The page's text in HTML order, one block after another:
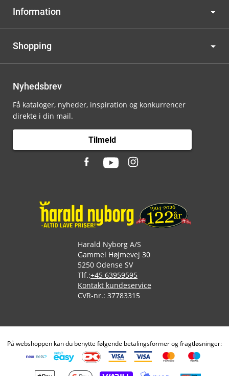
Information
Shopping
Nyhedsbrev
Få kataloger, nyheder, inspiration og konkurrencer
direkte i din mail.
Tilmeld
Harald Nyborg A/S
Gammel Højmevej 30
5250 Odense SV
Tlf.:+45 63959595
Kontakt kundeservice
CVR-nr.: 37783315
På webshoppen kan du benytte følgende betalingsformer og fragtløsninger: